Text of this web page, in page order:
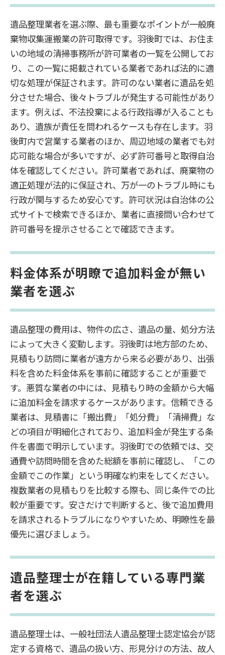
遺品整理業者を選ぶ際、最も重要なポイントが一般廃
棄物収集運搬業の許可取得です。羽後町では、お住ま
いの地域の清掃事務所が許可業者の一覧を公開してお
り、この一覧に掲載されている業者であれば法的に適
切な処理が保証されます。許可のない業者に遺品を処
分させた場合、後々トラブルが発生する可能性があり
ます。例えば、不法投棄による行政指導が入ることも
あり、遺族が責任を問われるケースも存在します。羽
後町内で営業する業者のほか、周辺地域の業者でも対
応可能な場合が多いですが、必ず許可番号と取得自治
体を確認してください。許可業者であれば、廃棄物の
適正処理が法的に保証され、万が一のトラブル時にも
行政が関与するため安心です。許可状況は自治体の公
式サイトで検索できるほか、業者に直接問い合わせて
許可番号を提示させることで確認できます。
料金体系が明瞭で追加料金が無い
業者を選ぶ
遺品整理の費用は、物件の広さ、遺品の量、処分方法
によって大きく変動します。羽後町は地方部のため、
見積もり訪問に業者が遠方から来る必要があり、出張
料を含めた料金体系を事前に確認することが重要で
す。悪質な業者の中には、見積もり時の金額から大幅
に追加料金を請求するケースがあります。信頼できる
業者は、見積書に「搬出費」「処分費」「清掃費」な
どの項目が明細化されており、追加料金が発生する条
件を書面で明示しています。羽後町での依頼では、交
通費や訪問時間を含めた総額を事前に確認し、「この
金額でこの作業」という明確な約束をしてください。
複数業者の見積もりを比較する際も、同じ条件での比
較が重要です。安さだけで判断すると、後で追加費用
を請求されるトラブルになりやすいため、明瞭性を最
優先に選びましょう。
遺品整理士が在籍している専門業
者を選ぶ
遺品整理士は、一般社団法人遺品整理士認定協会が認
定する資格で、遺品の扱い方、形見分けの方法、故人